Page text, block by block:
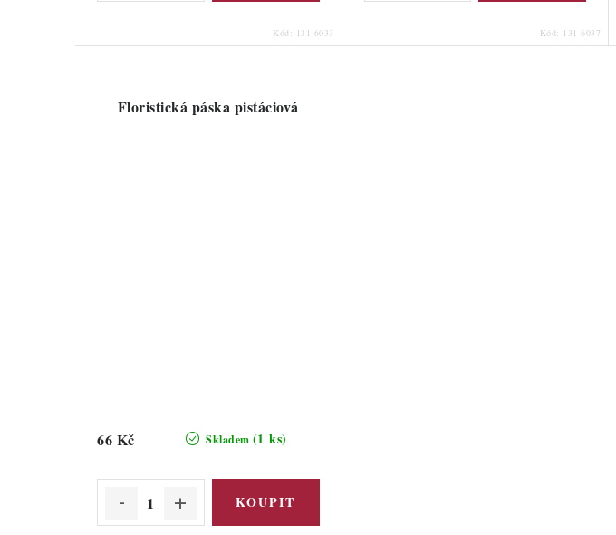
Kód: 131-6033 Kód: 131-6037
Floristická páska pistáciová
Skladem (1 ks)
66 Kč